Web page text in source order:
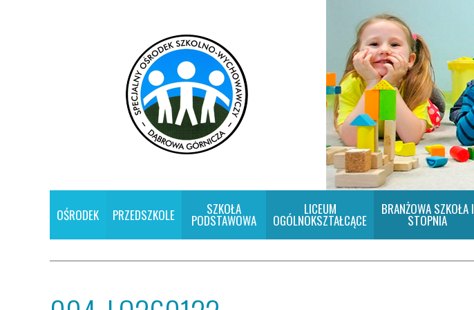
OŚRODEK PRZEDSZKOLE SZKOŁA
PODSTAWOWA
LICEUM
OGÓLNOKSZTAŁCĄCE
BRANŻOWA SZKOŁA I
STOPNIA